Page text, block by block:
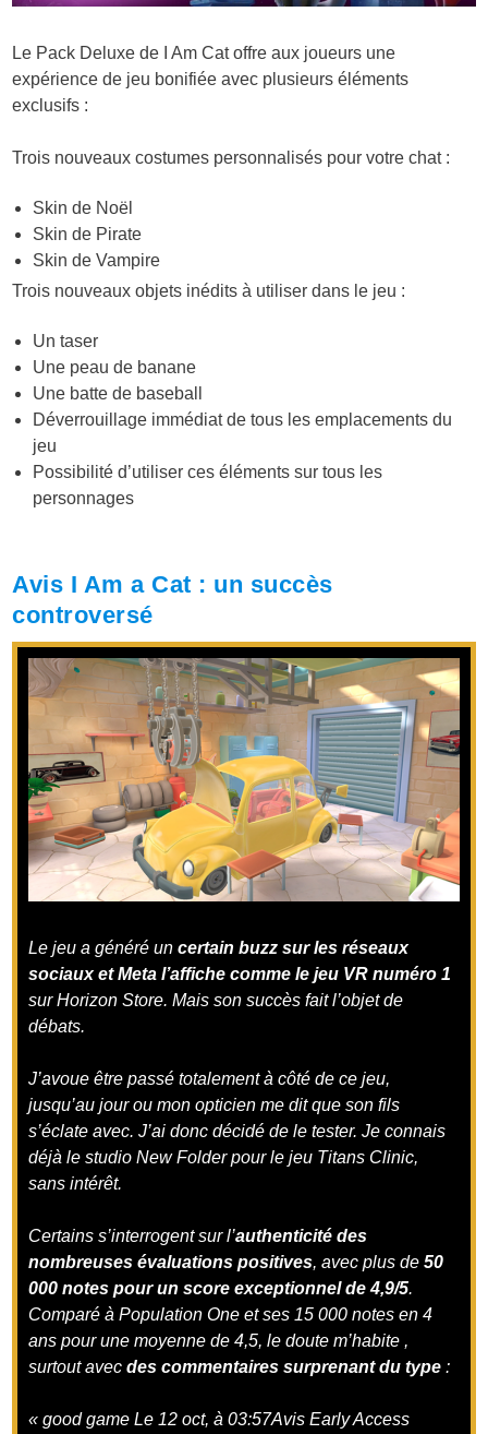
Le Pack Deluxe de I Am Cat offre aux joueurs une
expérience de jeu bonifiée avec plusieurs éléments
exclusifs :
Trois nouveaux costumes personnalisés pour votre chat :
Skin de Noël
Skin de Pirate
Skin de Vampire
Trois nouveaux objets inédits à utiliser dans le jeu :
Un taser
Une peau de banane
Une batte de baseball
Déverrouillage immédiat de tous les emplacements du
jeu
Possibilité d’utiliser ces éléments sur tous les
personnages
Avis I Am a Cat : un succès
controversé
Le jeu a généré un certain buzz sur les réseaux
sociaux et Meta l’affiche comme le jeu VR numéro 1
sur Horizon Store. Mais son succès fait l’objet de
débats.
J’avoue être passé totalement à côté de ce jeu,
jusqu’au jour ou mon opticien me dit que son fils
s’éclate avec. J’ai donc décidé de le tester. Je connais
déjà le studio New Folder pour le jeu Titans Clinic,
sans intérêt.
Certains s’interrogent sur l’authenticité des
nombreuses évaluations positives, avec plus de 50
000 notes pour un score exceptionnel de 4,9/5.
Comparé à Population One et ses 15 000 notes en 4
ans pour une moyenne de 4,5, le doute m’habite ,
surtout avecdes commentaires surprenant du type :
« good gameLe 12 oct, à 03:57Avis Early Access